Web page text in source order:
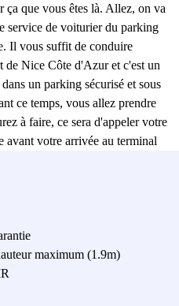
ça que vous êtes là. Allez, on va
service de voiturier du parking
Il vous suffit de conduire
Nice Côte d'Azur et c'est un
un parking sécurisé et sous
ce temps, vous allez prendre
à faire, ce sera d'appeler votre
votre arrivée au terminal
de conduire votre véhicule
le même procédé : après
votre véhicule vous attendra
constitue une excellente
simple et pratique pour
maximum (1.9m)